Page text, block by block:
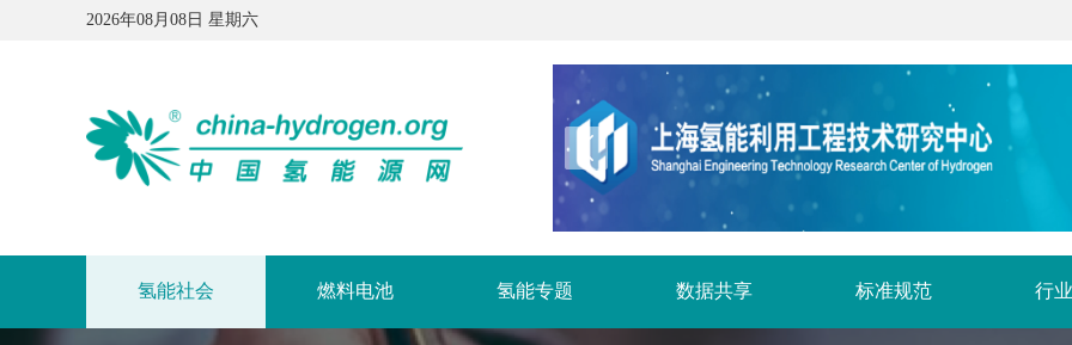
2026年08月08日 星期六
氢能社会 燃料电池 氢能专题 数据共享 标准规范 行